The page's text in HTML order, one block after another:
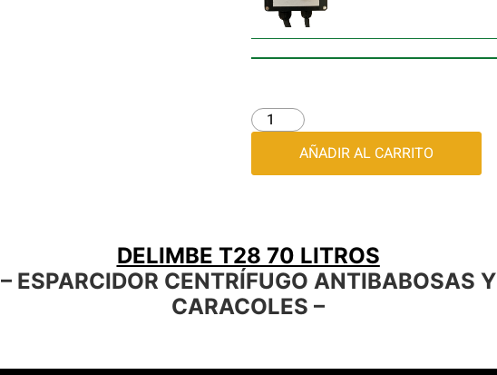
AÑADIR AL CARRITO
DELIMBE T28 70 LITROS
– ESPARCIDOR CENTRÍFUGO ANTIBABOSAS Y
CARACOLES –